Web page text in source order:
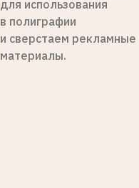
для использования
в полиграфии
и сверстаем рекламные
материалы.